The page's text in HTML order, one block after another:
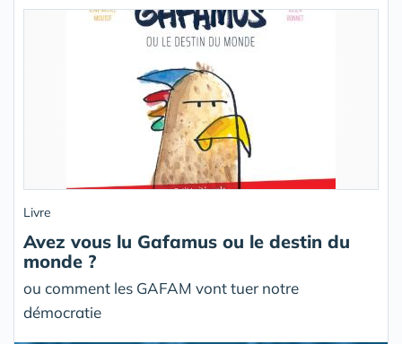
Livre
Avez vous lu Gafamus ou le destin du
monde ?
ou comment les GAFAM vont tuer notre
démocratie